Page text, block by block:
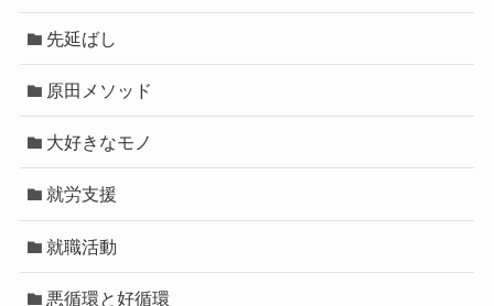
先延ばし
原田メソッド
大好きなモノ
就労支援
就職活動
悪循環と好循環